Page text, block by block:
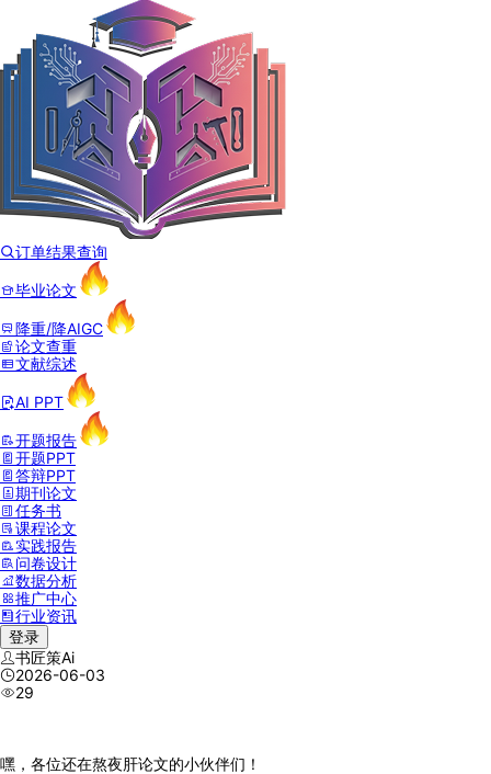
订单结果查询
毕业论文
降重/降AIGC
论文查重
文献综述
AI PPT
开题报告
开题PPT
答辩PPT
期刊论文
任务书
课程论文
实践报告
问卷设计
数据分析
推广中心
行业资讯
登录
书匠策Ai
2026-06-03
29
嘿，各位还在熬夜肝论文的小伙伴们！